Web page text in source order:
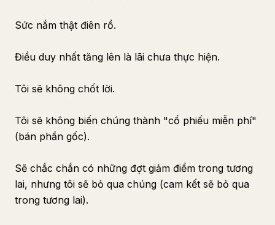
Sức nắm thật điên rồ.
Điều duy nhất tăng lên là lãi chưa thực hiện.
Tôi sẽ không chốt lời.
Tôi sẽ không biến chúng thành "cổ phiếu miễn phí"
(bán phần gốc).
Sẽ chắc chắn có những đợt giảm điểm trong tương
lai, nhưng tôi sẽ bỏ qua chúng (cam kết sẽ bỏ qua
trong tương lai).